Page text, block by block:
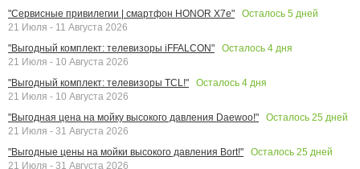
"Сервисные привилегии | смартфон HONOR X7e"
Осталось 5 дней
21 Июля - 11 Августа 2026
"Выгодный комплект: телевизоры iFFALCON"
Осталось 4 дня
21 Июля - 10 Августа 2026
"Выгодный комплект: телевизоры TCL!"
Осталось 4 дня
21 Июля - 10 Августа 2026
"Выгодная цена на мойку высокого давления Daewoo!"
Осталось 25 дней
21 Июля - 31 Августа 2026
"Выгодные цены на мойки высокого давления Bort!"
Осталось 25 дней
21 Июля - 31 Августа 2026